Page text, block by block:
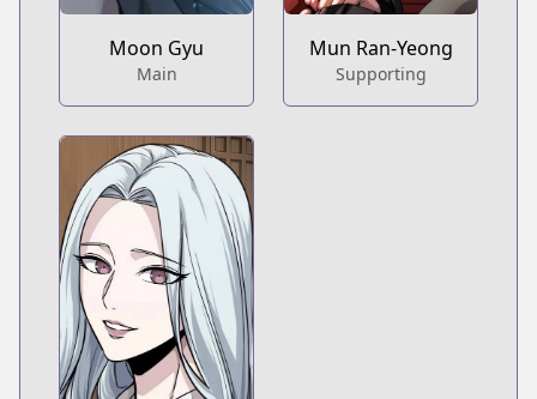
Moon Gyu
Main
Mun Ran-Yeong
Supporting